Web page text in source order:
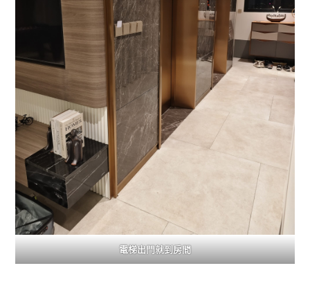
電梯出門就到房間